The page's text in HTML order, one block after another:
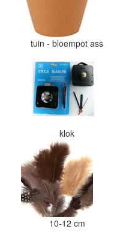
tuin - bloempot ass
klok
10-12 cm